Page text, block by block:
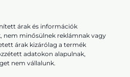
árak és információk
nem minősülnek reklámnak vagy
árak kizárólag a termék
adatokon alapulnak,
nem vállalunk.